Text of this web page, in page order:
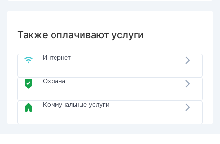
Также оплачивают услуги
Интернет
Охрана
Коммунальные услуги